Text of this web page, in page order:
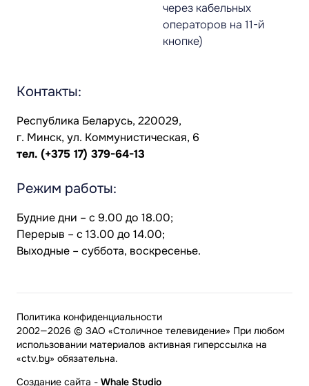
через кабельных
операторов на 11-й
кнопке)
Контакты:
Республика Беларусь, 220029,
г. Минск, ул. Коммунистическая, 6
тел. (+375 17) 379-64-13
Режим работы:
Будние дни – с 9.00 до 18.00;
Перерыв – с 13.00 до 14.00;
Выходные – суббота, воскресенье.
2002—2026 © ЗАО «Столичное телевидение» При любом
использовании материалов активная гиперссылка на
«ctv.by» обязательна.
Политика конфиденциальности
Создание сайта - Whale Studio